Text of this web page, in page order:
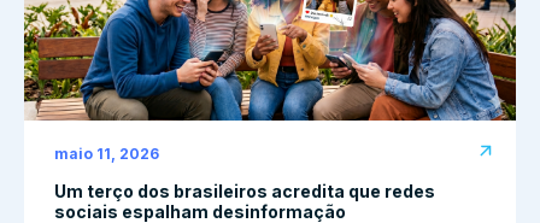
maio 11, 2026
Um terço dos brasileiros acredita que redes
sociais espalham desinformação